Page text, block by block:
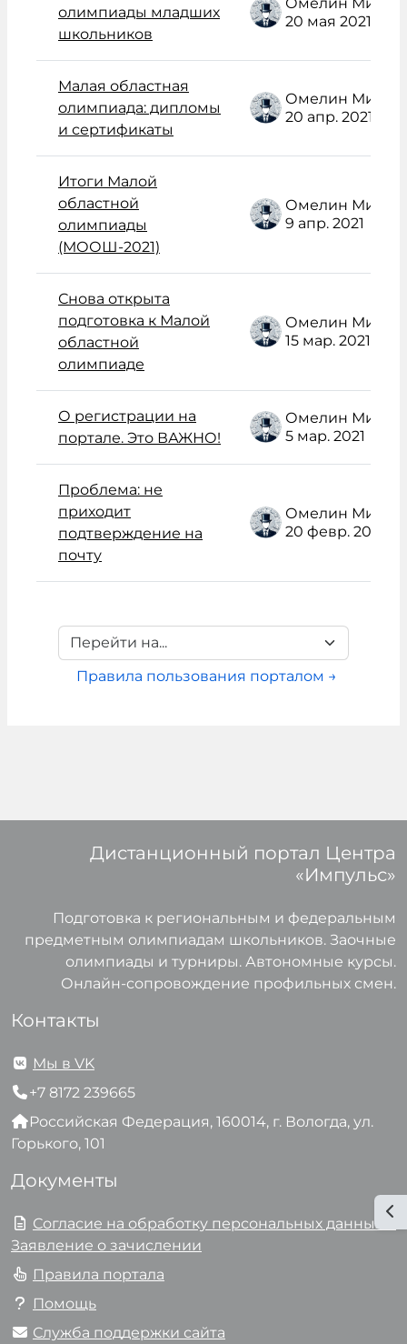
олимпиады младших
школьников
20 мая 2021
Малая областная
олимпиада: дипломы
и сертификаты
20 апр. 2021
Итоги Малой
областной
олимпиады
(МООШ-2021)
9 апр. 2021
Снова открыта
подготовка к Малой
областной
олимпиаде
15 мар. 2021
О регистрации на
портале. Это ВАЖНО!
5 мар. 2021
Проблема: не
приходит
подтверждение на
почту
20 февр. 2021
Перейти на...
Правила пользования порталом →
Дистанционный портал Центра
«Импульс»
Подготовка к региональным и федеральным
предметным олимпиадам школьников. Заочные
олимпиады и турниры. Автономные курсы.
Онлайн-сопровождение профильных смен.
Контакты
Мы в VK
+7 8172 239665
Российская Федерация, 160014, г. Вологда, ул.
Горького, 101
Документы
Согласие на обработку персональных данных и
Заявление о зачислении
Правила портала
Помощь
Служба поддержки сайта